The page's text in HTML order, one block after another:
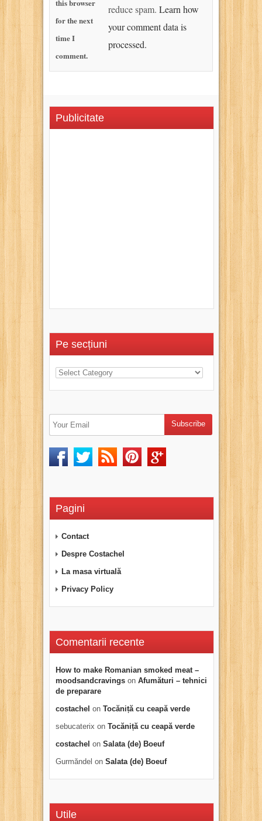
this browser
for the next
time I
comment.
reduce spam. Learn how
your comment data is
processed.
Publicitate
Pe secțiuni
Pagini
Contact
Despre Costachel
La masa virtuală
Privacy Policy
Comentarii recente
How to make Romanian smoked meat –
moodsandcravings on Afumături – tehnici
de preparare
costachel on Tocăniță cu ceapă verde
sebucaterix on Tocăniță cu ceapă verde
costachel on Salata (de) Boeuf
Gurmăndel on Salata (de) Boeuf
Utile